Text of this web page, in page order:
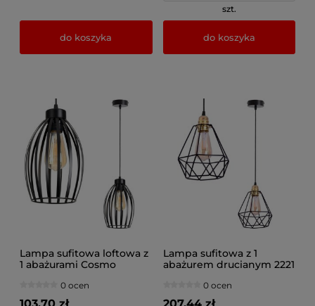
do koszyka
szt.
do koszyka
Lampa sufitowa loftowa z
1 abażurami Cosmo
0 ocen
Lampa sufitowa z 1
abażurem drucianym 2221
0 ocen